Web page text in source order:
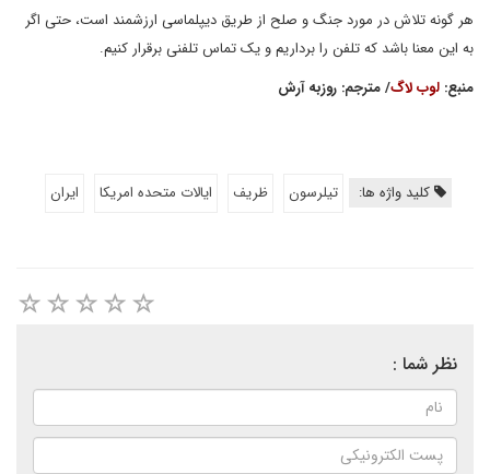
هر گونه تلاش در مورد جنگ و صلح از طریق دیپلماسی ارزشمند است، حتی اگر
به این معنا باشد که تلفن را برداریم و یک تماس تلفنی برقرار کنیم.
منبع: لوب لاگ/ مترجم: روزبه آرش
کلید واژه ها: تیلرسون ظریف ایالات متحده امریکا ایران
نظر شما :